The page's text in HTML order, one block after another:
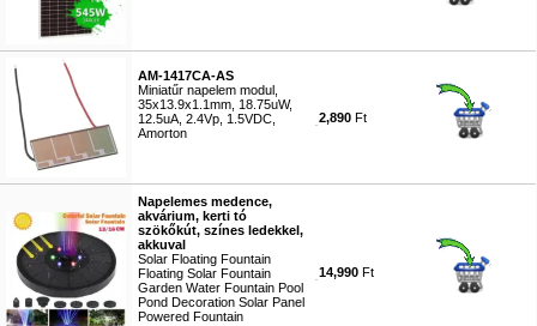
AM-1417CA-AS
Miniatűr napelem modul,
35x13.9x1.1mm, 18.75uW,
12.5uA, 2.4Vp, 1.5VDC,
Amorton
2,890 Ft
Napelemes medence,
akvárium, kerti tó
szökőkút, színes ledekkel,
akkuval
Solar Floating Fountain
Floating Solar Fountain
Garden Water Fountain Pool
Pond Decoration Solar Panel
Powered Fountain
14,990 Ft